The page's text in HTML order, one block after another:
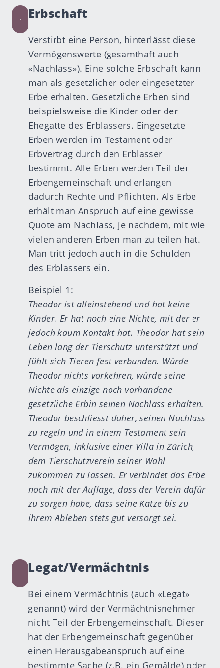
Erbschaft
Verstirbt eine Person, hinterlässt diese
Vermögenswerte (gesamthaft auch
«Nachlass»). Eine solche Erbschaft kann
man als gesetzlicher oder eingesetzter
Erbe erhalten. Gesetzliche Erben sind
beispielsweise die Kinder oder der
Ehegatte des Erblassers. Eingesetzte
Erben werden im Testament oder
Erbvertrag durch den Erblasser
bestimmt. Alle Erben werden Teil der
Erbengemeinschaft und erlangen
dadurch Rechte und Pflichten. Als Erbe
erhält man Anspruch auf eine gewisse
Quote am Nachlass, je nachdem, mit wie
vielen anderen Erben man zu teilen hat.
Man tritt jedoch auch in die Schulden
des Erblassers ein.
Beispiel 1:
Theodor ist alleinstehend und hat keine
Kinder. Er hat noch eine Nichte, mit der er
jedoch kaum Kontakt hat. Theodor hat sein
Leben lang der Tierschutz unterstützt und
fühlt sich Tieren fest verbunden. Würde
Theodor nichts vorkehren, würde seine
Nichte als einzige noch vorhandene
gesetzliche Erbin seinen Nachlass erhalten.
Theodor beschliesst daher, seinen Nachlass
zu regeln und in einem Testament sein
Vermögen, inklusive einer Villa in Zürich,
dem Tierschutzverein seiner Wahl
zukommen zu lassen. Er verbindet das Erbe
noch mit der Auflage, dass der Verein dafür
zu sorgen habe, dass seine Katze bis zu
ihrem Ableben stets gut versorgt sei.
Legat/Vermächtnis
Bei einem Vermächtnis (auch «Legat»
genannt) wird der Vermächtnisnehmer
nicht Teil der Erbengemeinschaft. Dieser
hat der Erbengemeinschaft gegenüber
einen Herausgabeanspruch auf eine
bestimmte Sache (z.B. ein Gemälde) oder